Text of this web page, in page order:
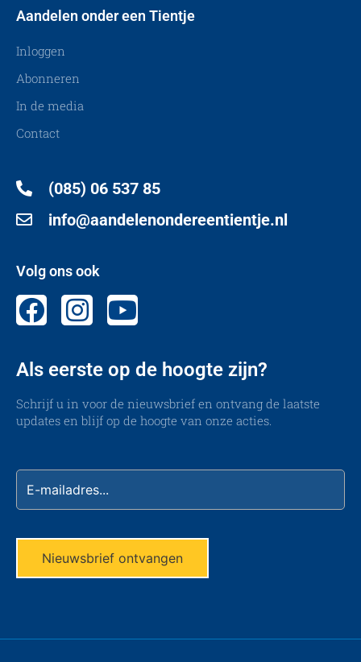
Aandelen onder een Tientje
Inloggen
Abonneren
In de media
Contact
(085) 06 537 85
info@aandelenondereentientje.nl
Volg ons ook
Als eerste op de hoogte zijn?
Schrijf u in voor de nieuwsbrief en ontvang de laatste
updates en blijf op de hoogte van onze acties.